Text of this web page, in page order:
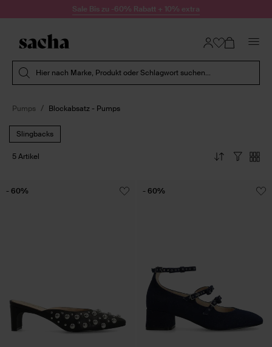
Zum Inhalt springenSale Bis zu -60% Rabatt + 10% extra
Hier nach Marke, Produkt oder Schlagwort suchen...
Pumps Blockabsatz - Pumps
Slingbacks
5 Artikel
- 60% - 60%